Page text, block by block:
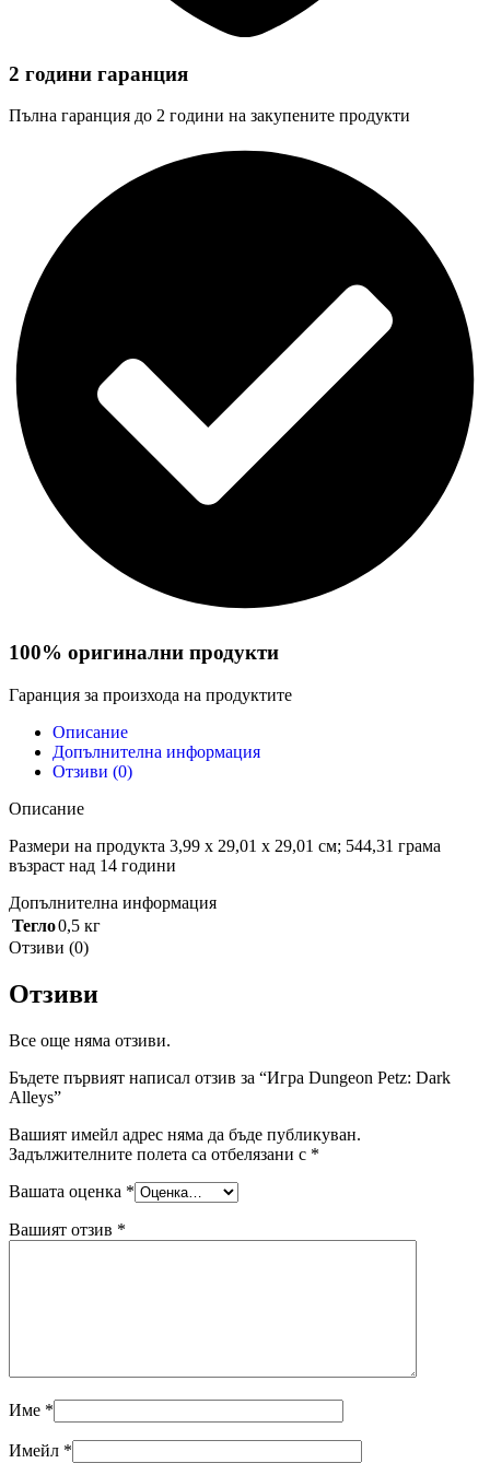
2 години гаранция
Пълна гаранция до 2 години на закупените продукти
100% оригинални продукти
Гаранция за произхода на продуктите
Описание
Допълнителна информация
Отзиви (0)
Описание
Размери на продукта ‎3,99 x 29,01 x 29,01 см; 544,31 грама
възраст над 14 години
Допълнителна информация
Тегло0,5 кг
Отзиви (0)
Отзиви
Все още няма отзиви.
Бъдете първият написал отзив за “Игра Dungeon Petz: Dark
Alleys”
Вашият имейл адрес няма да бъде публикуван.
Задължителните полета са отбелязани с *
Вашата оценка *
Вашият отзив *
Име *
Имейл *